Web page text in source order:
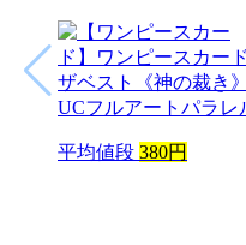
平均値段 380円